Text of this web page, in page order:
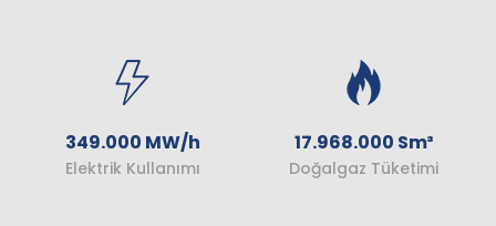
349.000 MW/h
Elektrik Kullanımı
17.968.000 Sm³
Doğalgaz Tüketimi